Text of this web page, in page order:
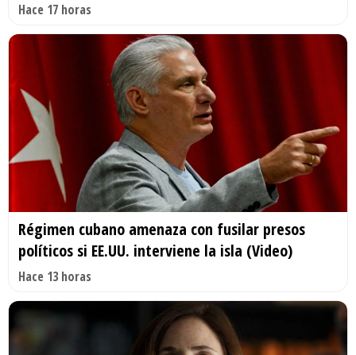
Hace 17 horas
Régimen cubano amenaza con fusilar presos
políticos si EE.UU. interviene la isla (Video)
Hace 13 horas